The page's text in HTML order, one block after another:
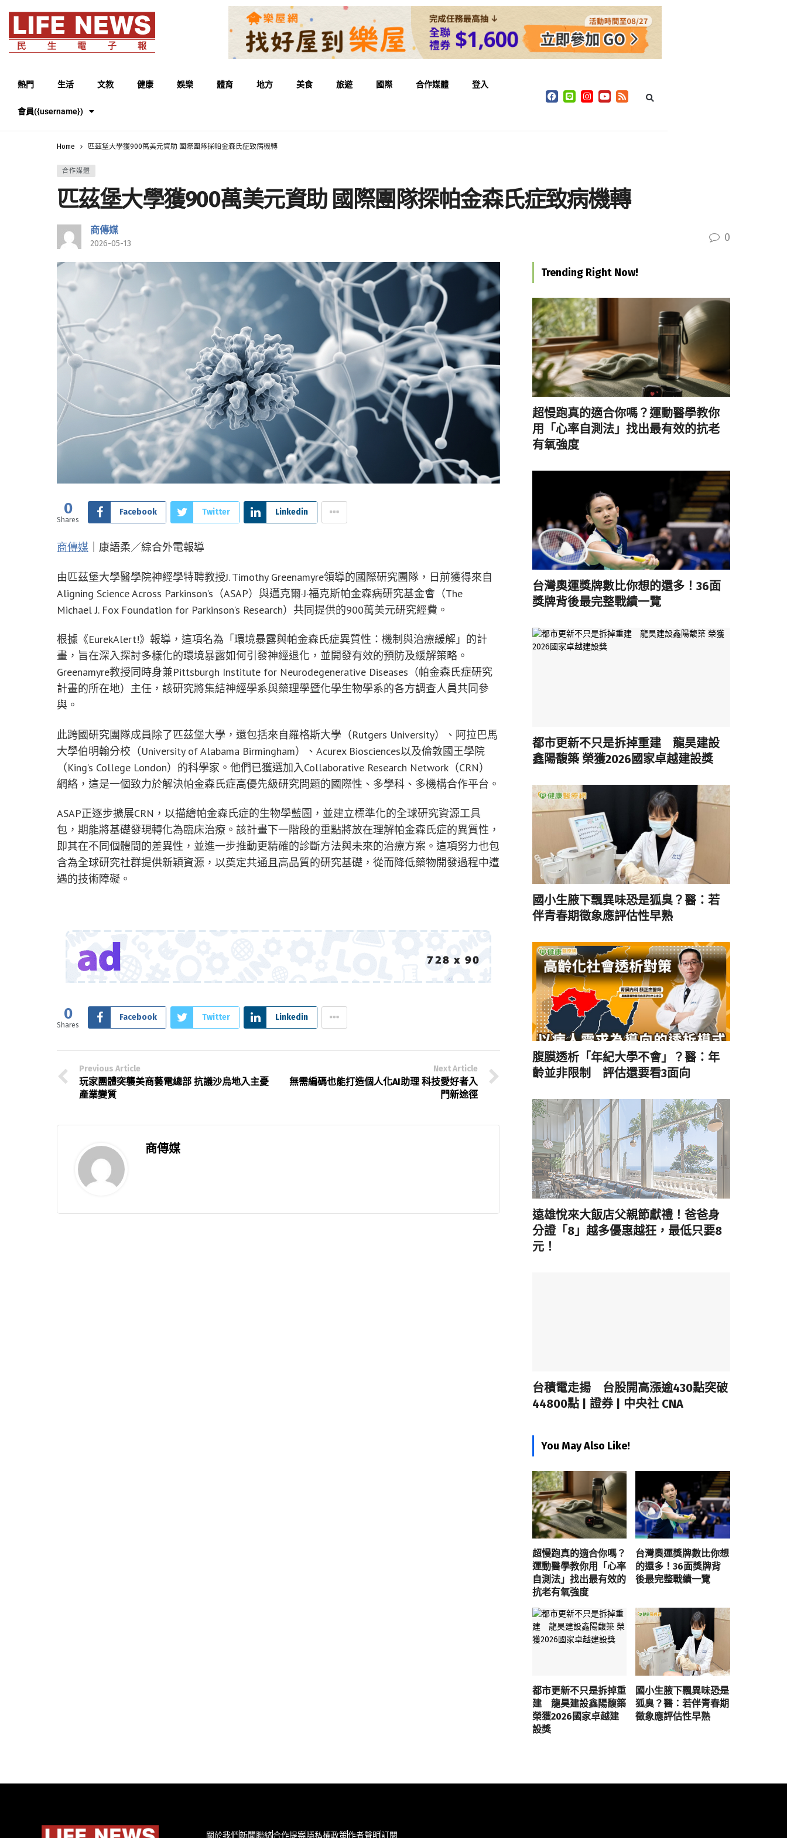
熱門 生活 文教 健康 娛樂 體育 地方 美食 旅遊 國際 合作媒體 登入
會員({username})
Home 匹茲堡大學獲900萬美元資助 國際團隊探帕金森氏症致病機轉
合作媒體
匹茲堡大學獲900萬美元資助 國際團隊探帕金森氏症致病機轉
商傳媒
2026-05-13 0
0
Shares
Facebook Twitter Linkedin
商傳媒 ｜康語柔／綜合外電報導
由匹茲堡大學醫學院神經學特聘教授J. Timothy Greenamyre領導的國際研究團隊，日前獲得來自
Aligning Science Across Parkinson’s（ASAP）與邁克爾·J·福克斯帕金森病研究基金會（The
Michael J. Fox Foundation for Parkinson’s Research）共同提供的900萬美元研究經費。
根據《EurekAlert!》報導，這項名為「環境暴露與帕金森氏症異質性：機制與治療緩解」的計
畫，旨在深入探討多樣化的環境暴露如何引發神經退化，並開發有效的預防及緩解策略。
Greenamyre教授同時身兼Pittsburgh Institute for Neurodegenerative Diseases（帕金森氏症研究
計畫的所在地）主任，該研究將集結神經學系與藥理學暨化學生物學系的各方調查人員共同參
與。
此跨國研究團隊成員除了匹茲堡大學，還包括來自羅格斯大學（Rutgers University）、阿拉巴馬
大學伯明翰分校（University of Alabama Birmingham）、Acurex Biosciences以及倫敦國王學院
（King’s College London）的科學家。他們已獲選加入Collaborative Research Network（CRN）
網絡，這是一個致力於解決帕金森氏症高優先級研究問題的國際性、多學科、多機構合作平台。
ASAP正逐步擴展CRN，以描繪帕金森氏症的生物學藍圖，並建立標準化的全球研究資源工具
包，期能將基礎發現轉化為臨床治療。該計畫下一階段的重點將放在理解帕金森氏症的異質性，
即其在不同個體間的差異性，並進一步推動更精確的診斷方法與未來的治療方案。這項努力也包
含為全球研究社群提供新穎資源，以奠定共通且高品質的研究基礎，從而降低藥物開發過程中遭
遇的技術障礙。
0
Shares
Facebook Twitter Linkedin
Previous Article
玩家團體突襲美商藝電總部 抗議沙烏地入主憂
產業變質
Next Article
無需編碼也能打造個人化AI助理 科技愛好者入
門新途徑
商傳媒
Trending Right Now!
超慢跑真的適合你嗎？運動醫學教你
用「心率自測法」找出最有效的抗老
有氧強度
台灣奧運獎牌數比你想的還多！36面
獎牌背後最完整戰績一覽
都市更新不只是拆掉重建 龍昊建設
鑫陽馥築 榮獲2026國家卓越建設獎
國小生腋下飄異味恐是狐臭？醫：若
伴青春期徵象應評估性早熟
腹膜透析「年紀大學不會」？醫：年
齡並非限制 評估還要看3面向
遠雄悅來大飯店父親節獻禮！爸爸身
分證「8」越多優惠越狂，最低只要8
元！
台積電走揚 台股開高漲逾430點突破
44800點 | 證券 | 中央社 CNA
You May Also Like!
超慢跑真的適合你嗎？
運動醫學教你用「心率
自測法」找出最有效的
抗老有氧強度
台灣奧運獎牌數比你想
的還多！36面獎牌背
後最完整戰績一覽
都市更新不只是拆掉重
建 龍昊建設鑫陽馥築
榮獲2026國家卓越建
設獎
國小生腋下飄異味恐是
狐臭？醫：若伴青春期
徵象應評估性早熟
關於我們新聞聯絡合作提案隱私權政策作者聲明訂閱